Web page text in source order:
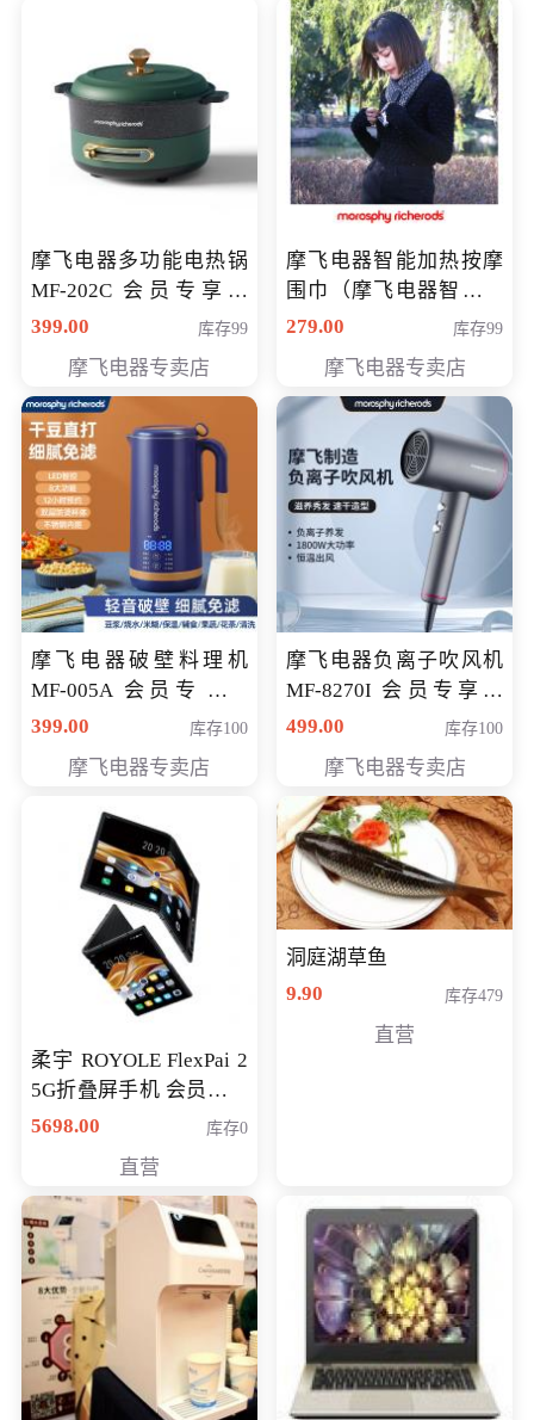
摩飞电器多功能电热锅
MF-202C 会员专享价
269元
399.00 库存99
摩飞电器专卖店
摩飞电器智能加热按摩
围巾（摩飞电器智能加
热按摩围脖） 会员专享
279.00 库存99
摩飞电器专卖店
摩飞电器破壁料理机
MF-005A 会员专享价
198元
399.00 库存100
摩飞电器专卖店
摩飞电器负离子吹风机
MF-8270I 会员专享价
369元
499.00 库存100
摩飞电器专卖店
柔宇 ROYOLE FlexPai 2
5G折叠屏手机 会员专享
购买价格 4998元
5698.00 库存0
直营
洞庭湖草鱼
9.90
库存479
直营